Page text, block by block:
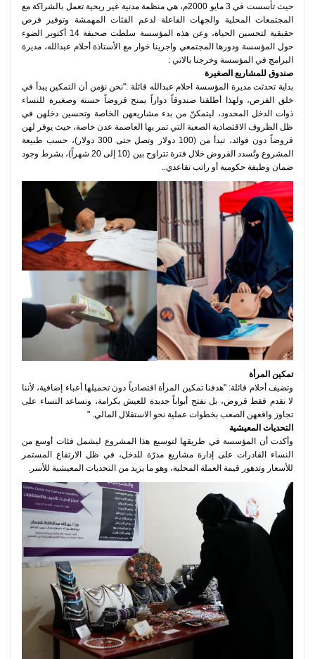
حيث تأسست في 3 مايو 2000م، هي منظمة مدنية غير ربحية تعمل بالشراكة مع
المجتمعات المحلية والجهات الفاعلة لدعم الفئات المهمشة وتوفير فرص
حقيقية لتحسين الحياة، وعن هذه المؤسسة سلطت صحيفة 14 أكتوبر الضوء
حول المؤسسة ودورها المجتمعي واجرينا خوار مع الأستاذة أحلام عبدالله، مديرة
البرامج في المؤسسة وخرجنا بالاتي :
صندوق للمشاريع الصغيرة
بداية تحدثت مديرة المؤسسة احلام عبدالله قائلة :"نحن نؤمن أن التمكين يبدأ في
خلق الفرص، ولهذا أطلقنا صندوقاً دواراً يمنح قروضاً حسنة وصغيرة للنساء
ذوات الدخل المحدود، ليتمكنّ من بدء مشاريعهن الخاصة وتحسين دخلهن في
ظل الظروف الاقتصادية الصعبة التي تمر بها العاصمة عدن خاصة، حيث يوفر لهن
قروضاً دون فوائد، تبدأ من (100 دولار وتصل حتى 300 دولار)، حسب طبيعة
المشروع وتُسدد القروض خلال فترة تتراوح بين (10 إلى 20 شهراً)، بشرط وجود
ضمان وظيفة حكومية أو راتب تقاعدي..
تمكين المرأة
وتضيف أحلام قائلة: "هدفنا تمكين المرأة اقتصادياً دون تحميلها أعباء إضافية، لأننا
لا نقدم فقط قروض، بل نفتح أبواباً جديدة للعيش بكرامة، ونساعد النساء على
تجاوز واقعهن الصعب بخطوات عملية نحو الاستقلال المالي. "
التحديات المعيشية
وأكدت أن المؤسسة في طريقها لتوسيع هذا المشروع ليشمل فئات أوسع من
النساء القادرات على إدارة مشاريع مدرّة للدخل، في ظل الارتفاع المستمر
للأسعار وتدهور قيمة العملة المحلية، وهو ما يزيد من التحديات المعيشية للأسر.